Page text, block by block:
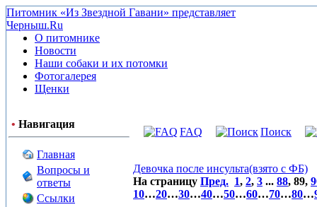
Питомник «Из Звездной Гавани» представляет
Черныш.Ru
О питомнике
Новости
Наши собаки и их потомки
Фотогалерея
Щенки
• Навигация
Главная
Вопросы и
ответы
Ссылки
FAQ Поиск
Девочка после инсульта(взято с ФБ)
На страницу Пред. 1, 2, 3 ... 88, 89,
10…20…30…40…50…60…70…80…